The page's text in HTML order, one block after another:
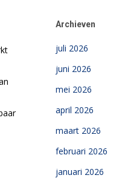
Archieven
juli 2026
juni 2026
mei 2026
april 2026
maart 2026
februari 2026
januari 2026